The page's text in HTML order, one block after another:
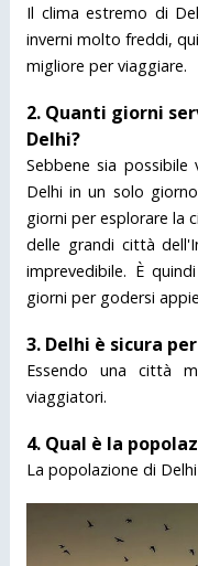
Il clima estremo di
inverni molto freddi,
migliore per viaggiare.
2. Quanti giorni
Delhi?
Sebbene sia
Delhi in un solo
giorni per esplorare la
delle grandi città
imprevedibile. È
giorni per godersi
3. Delhi è sicura
Essendo una città
viaggiatori.
4. Qual è la
La popolazione di